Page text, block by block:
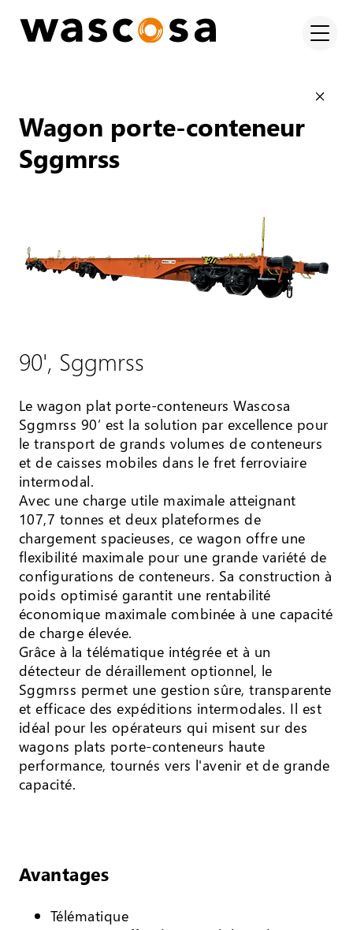
Wagon porte-conteneur
Sggmrss
90', Sggmrss
Le wagon plat porte-conteneurs Wascosa
Sggmrss 90’ est la solution par excellence pour
le transport de grands volumes de conteneurs
et de caisses mobiles dans le fret ferroviaire
intermodal.
Avec une charge utile maximale atteignant
107,7 tonnes et deux plateformes de
chargement spacieuses, ce wagon offre une
flexibilité maximale pour une grande variété de
configurations de conteneurs. Sa construction à
poids optimisé garantit une rentabilité
économique maximale combinée à une capacité
de charge élevée.
Grâce à la télématique intégrée et à un
détecteur de déraillement optionnel, le
Sggmrss permet une gestion sûre, transparente
et efficace des expéditions intermodales. Il est
idéal pour les opérateurs qui misent sur des
wagons plats porte-conteneurs haute
performance, tournés vers l'avenir et de grande
capacité.
Avantages
Télématique